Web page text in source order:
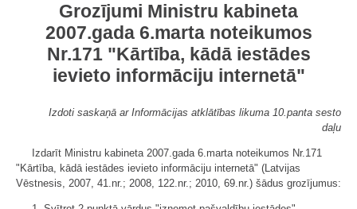
Grozījumi Ministru kabineta
2007.gada 6.marta noteikumos
Nr.171 "Kārtība, kādā iestādes
ievieto informāciju internetā"
Izdoti saskaņā ar Informācijas atklātības likuma 10.panta sesto
daļu
Izdarīt Ministru kabineta 2007.gada 6.marta noteikumos Nr.171
"Kārtība, kādā iestādes ievieto informāciju internetā" (Latvijas
Vēstnesis, 2007, 41.nr.; 2008, 122.nr.; 2010, 69.nr.) šādus grozījumus: